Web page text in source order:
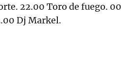
22.00 Toro de fuego.
Dj Markel.